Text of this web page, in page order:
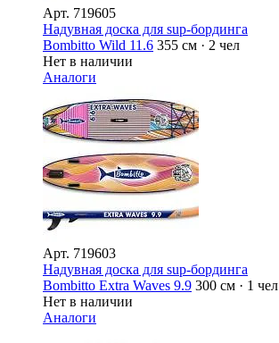
Арт. 719605
Надувная доска для sup-бординга
Bombitto Wild 11.6 355 см · 2 чел
Нет в наличии
Аналоги
Арт. 719603
Надувная доска для sup-бординга
Bombitto Extra Waves 9.9 300 см · 1 чел
Нет в наличии
Аналоги